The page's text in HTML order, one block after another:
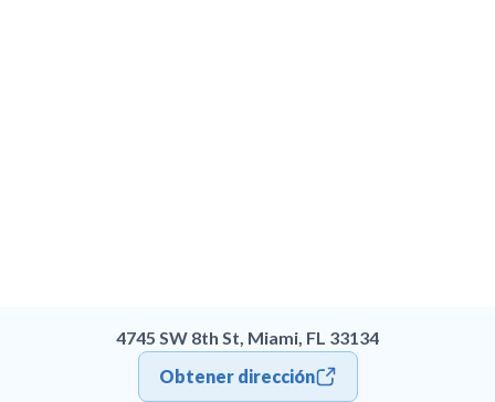
4745 SW 8th St, Miami, FL 33134
Obtener dirección